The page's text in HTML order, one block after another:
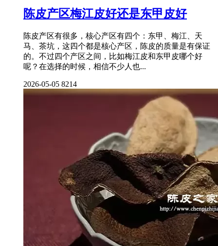
陈皮产区梅江皮好还是东甲皮好
陈皮产区有很多，核心产区有四个：东甲、梅江、天
马、茶坑，这四个都是核心产区，陈皮的质量是有保证
的。不过四个产区之间，比如梅江皮和东甲皮哪个好
呢？在选择的时候，相信不少人也...
2026-05-05 8214